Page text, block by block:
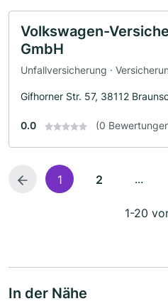
Volkswagen-
GmbH
Unfallversicherung ·
Gifhorner Str. 57, 38112
0.0 (0
1 2 ...
1-20
In der Nähe